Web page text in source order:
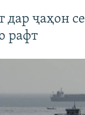
дар ҷаҳон се
рафт